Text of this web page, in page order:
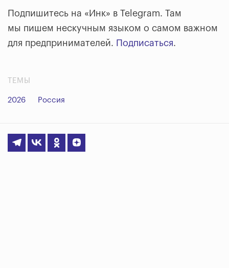
Подпишитесь на «Инк» в Telegram. Там
мы пишем нескучным языком о самом важном
для предпринимателей. Подписаться.
ТЕМЫ
2026 Россия